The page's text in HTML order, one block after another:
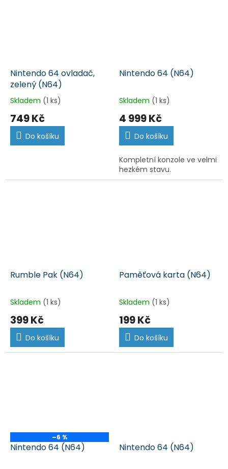
Nintendo 64 ovladač,
zelený (N64)
Skladem (1 ks)
749 Kč
Do košíku
Nintendo 64 (N64)
Skladem (1 ks)
4 999 Kč
Do košíku
Kompletní konzole ve velmi
hezkém stavu.
Rumble Pak (N64)
Skladem (1 ks)
399 Kč
Do košíku
Paměťová karta (N64)
Skladem (1 ks)
199 Kč
Do košíku
–6 %
Nintendo 64 (N64) Nintendo 64 (N64)